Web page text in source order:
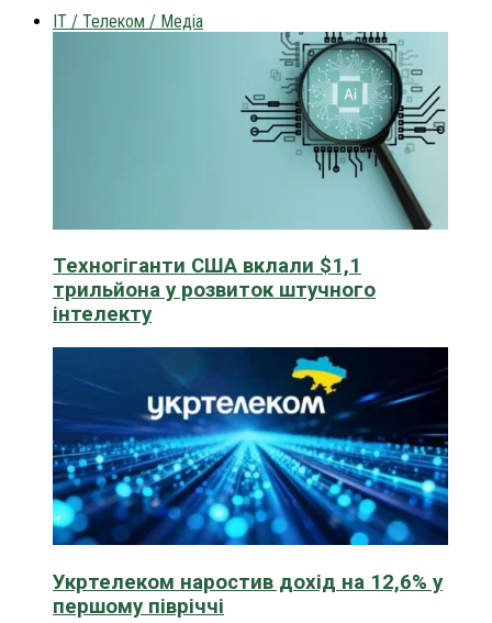
IT / Телеком / Медіа
Техногіганти США вклали $1,1
трильйона у розвиток штучного
інтелекту
Укртелеком наростив дохід на 12,6% у
першому півріччі